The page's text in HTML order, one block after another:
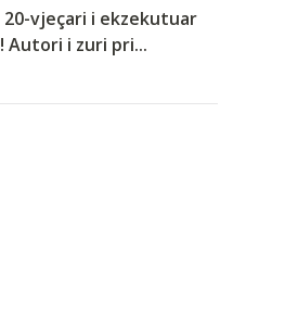
20-vjeçari i ekzekutuar
Autori i zuri pri...